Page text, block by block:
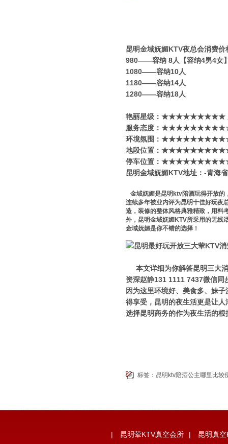
昆明金域妩媚KTV夜总会消费价
980——容纳 8人【容纳4男4女
1080——容纳10人
1180——容纳14人
1280——容纳18人
艳丽星级​‌‌：★★★★★★★★★
服务态度：★★★★★★★★★☆
环境氛围：★★★★★★★★★☆
地段位置：★★★★★★★★★☆
停车位置：★★★★★★★★★☆
昆明金域妩媚KTV地址：-青海
金域妩媚是昆明ktv陪酒玩得开放的
连续多年被业内评为昆明十佳好玩夜
造，装修的整体风格典雅精致，用料
外，昆明金域妩媚KTV所采用的无线
金域妩媚是你不错的选择！
本文详细为你解答昆明三大消
资深赵静131 1111 7437微信同
因为这里环境好、美食多、妹
得享受，昆明的夜生活更是让
选择昆明商务的作为夜生活的
标签： 昆明ktv陪酒公主哪里比较
| 昆明荤KTV真空会所 | 昆明真